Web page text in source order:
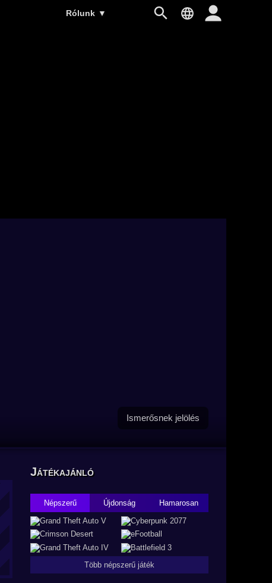
Rólunk ▼
Ismerősnek jelölés
Játékajánló
Népszerű Újdonság Hamarosan
Több népszerű játék